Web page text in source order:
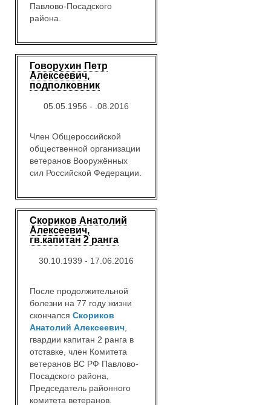
Павлово-Посадского
района.
Говорухин Петр
Алексеевич,
подполковник
05.05.1956 - .08.2016
Член Общероссийской
общественной организации
ветеранов Вооружённых
сил Российской Федерации.
Скориков Анатолий
Алексеевич,
гв.капитан 2 ранга
30.10.1939 - 17.06.2016
После продолжительной
болезни на 77 году жизни
скончался Скориков
Анатолий Алексеевич,
гвардии капитан 2 ранга в
отставке, член Комитета
ветеранов ВС РФ Павлово-
Посадского района,
Председатель районного
комитета ветеранов.